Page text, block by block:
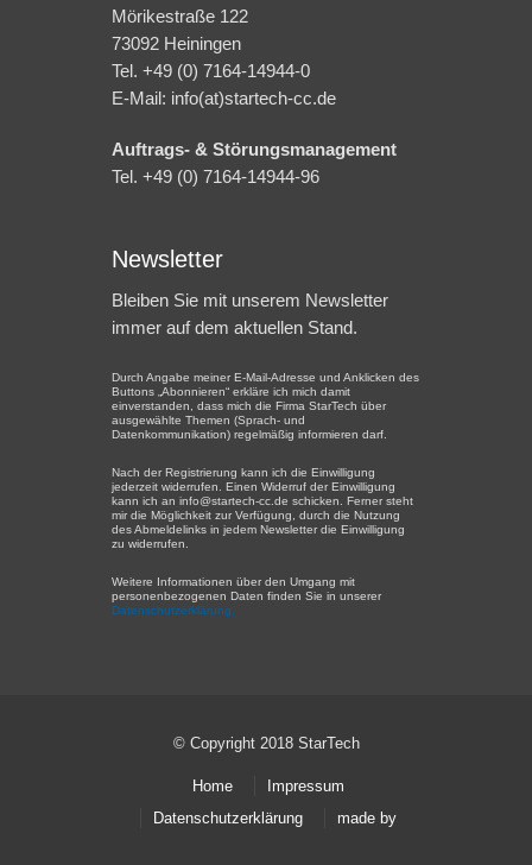
Mörikestraße 122
73092 Heiningen
Tel. +49 (0) 7164-14944-0
E-Mail: info(at)startech-cc.de
Auftrags- & Störungsmanagement
Tel. +49 (0) 7164-14944-96
Newsletter
Bleiben Sie mit unserem Newsletter
immer auf dem aktuellen Stand.
Durch Angabe meiner E-Mail-Adresse und Anklicken des
Buttons „Abonnieren“ erkläre ich mich damit
einverstanden, dass mich die Firma StarTech über
ausgewählte Themen (Sprach- und
Datenkommunikation) regelmäßig informieren darf.
Nach der Registrierung kann ich die Einwilligung
jederzeit widerrufen. Einen Widerruf der Einwilligung
kann ich an info@startech-cc.de schicken. Ferner steht
mir die Möglichkeit zur Verfügung, durch die Nutzung
des Abmeldelinks in jedem Newsletter die Einwilligung
zu widerrufen.
Weitere Informationen über den Umgang mit
personenbezogenen Daten finden Sie in unserer
Datenschutzerklärung.
© Copyright 2018 StarTech
Home
Impressum
Datenschutzerklärung
made by